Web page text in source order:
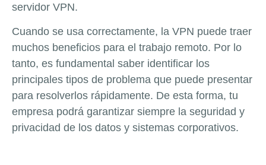
servidor VPN.
Cuando se usa correctamente, la VPN puede traer
muchos beneficios para el trabajo remoto. Por lo
tanto, es fundamental saber identificar los
principales tipos de problema que puede presentar
para resolverlos rápidamente. De esta forma, tu
empresa podrá garantizar siempre la seguridad y
privacidad de los datos y sistemas corporativos.